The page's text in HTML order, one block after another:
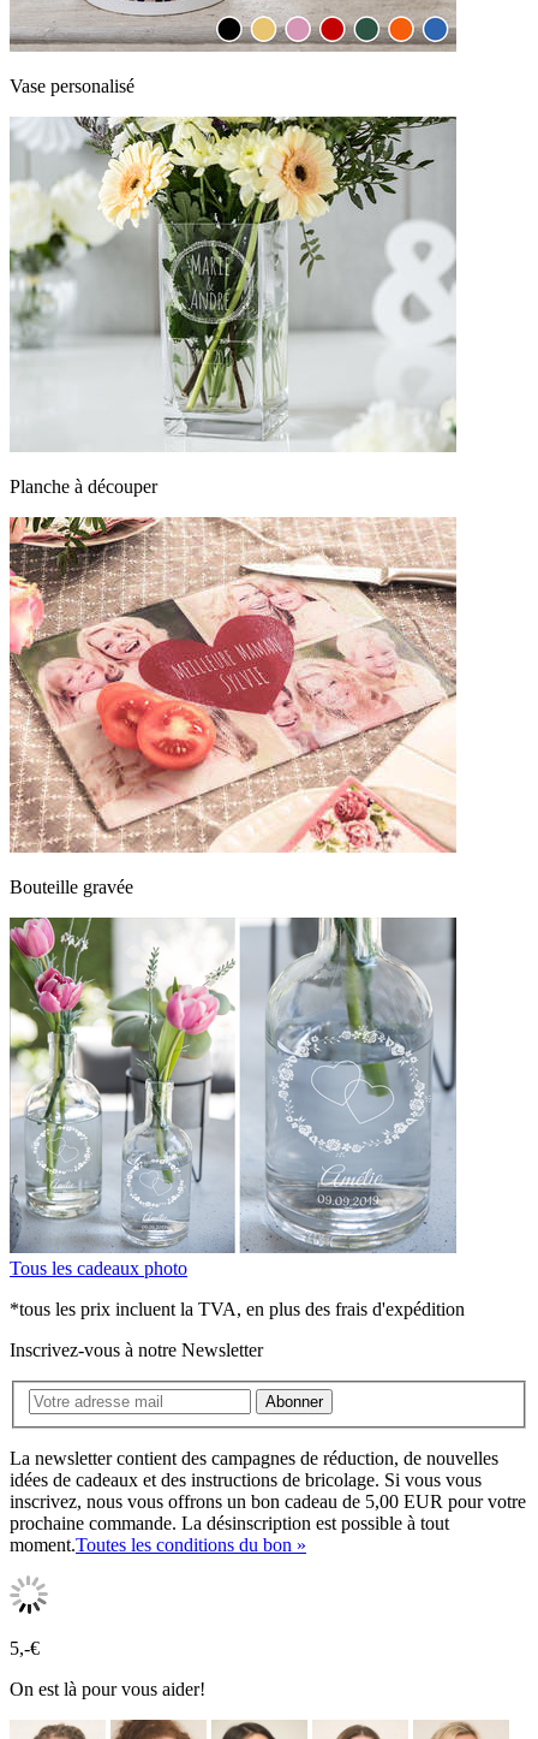
Vase personalisé
Planche à découper
Bouteille gravée
Tous les cadeaux photo
*tous les prix incluent la TVA, en plus des frais d'expédition
Inscrivez-vous à notre Newsletter
Abonner
La newsletter contient des campagnes de réduction, de nouvelles
idées de cadeaux et des instructions de bricolage. Si vous vous
inscrivez, nous vous offrons un bon cadeau de 5,00 EUR pour votre
prochaine commande. La désinscription est possible à tout
moment.Toutes les conditions du bon »
5,-€
On est là pour vous aider!